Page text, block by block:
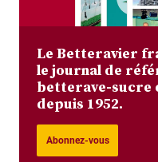
Le Betteravier
le journal de
betterave-sucre
depuis 1952.
Abonnez-vous